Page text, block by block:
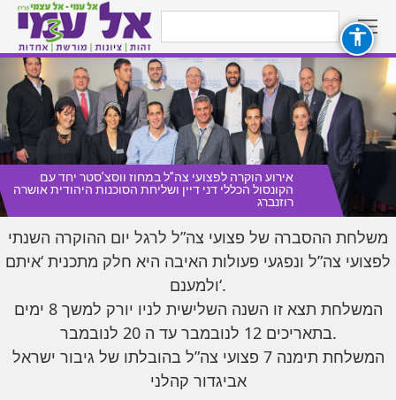
אירוע הוקרה לפצועי צה”ל במחוז ווסצ’סטר יחד עם
הקונסול הכללי דני דיין ושליחת הסוכנות היהודית אושרה
רוזנברג
משלחת ההסברה של פצועי צה”ל לרגל יום ההוקרה השנתי
לפצועי צה”ל ונפגעי פעולות האיבה היא חלק מתכנית ‘איתם
ולמענם‘.
המשלחת תצא זו השנה השלישית לניו יורק למשך 8 ימים
בתאריכים 12 לנובמבר עד ה 20 לנובמבר.
המשלחת תימנה 7 פצועי צה”ל בהובלתו של גיבור ישראל
אביגדור קהלני